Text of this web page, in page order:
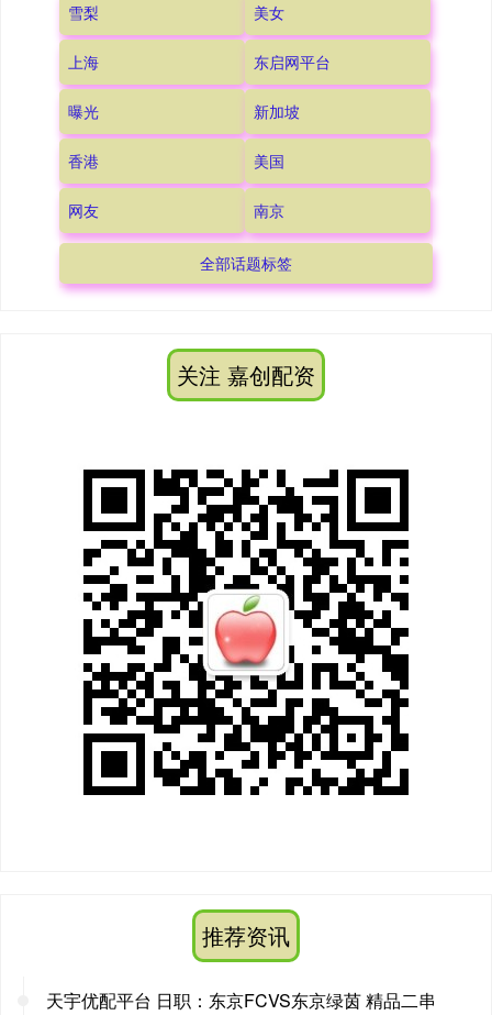
雪梨 美女
上海 东启网平台
曝光 新加坡
香港 美国
网友 南京
全部话题标签
关注 嘉创配资
推荐资讯
天宇优配平台 日职：东京FCVS东京绿茵 精品二串